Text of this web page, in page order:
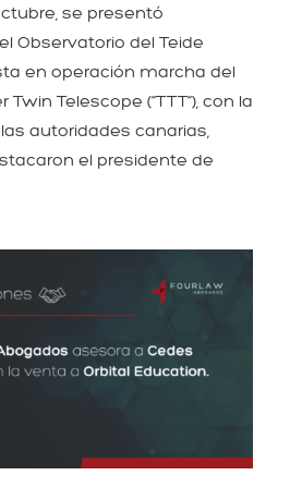
se presentó
Observatorio del Teide
en operación marcha del
Telescope (“TTT”), con la
autoridades canarias,
el presidente de